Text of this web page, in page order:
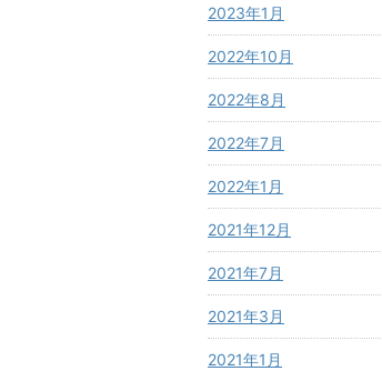
2023年1月
2022年10月
2022年8月
2022年7月
2022年1月
2021年12月
2021年7月
2021年3月
2021年1月